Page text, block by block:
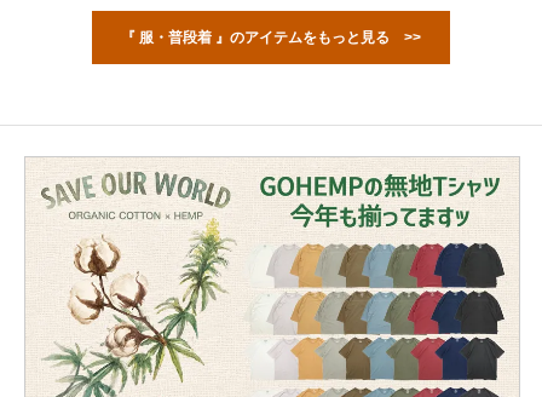
『 服・普段着 』のアイテムをもっと見る >>